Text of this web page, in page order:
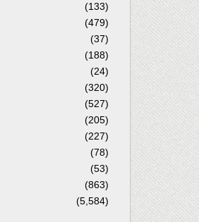
(133)
(479)
(37)
(188)
(24)
(320)
(527)
(205)
(227)
(78)
(53)
(863)
(5,584)